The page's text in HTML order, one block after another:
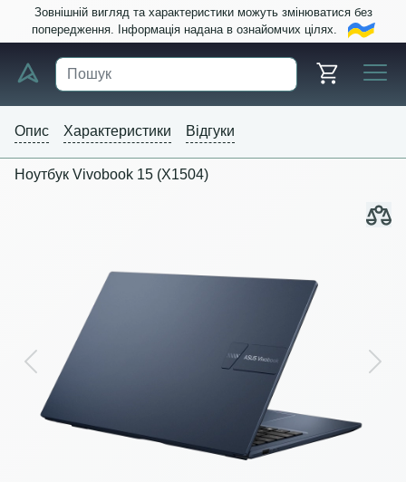
Зовнішній вигляд та характеристики можуть змінюватися без
попередження. Інформація надана в ознайомчих цілях.
Опис Характеристики Відгуки
Ноутбук Vivobook 15 (X1504)
Previous Next